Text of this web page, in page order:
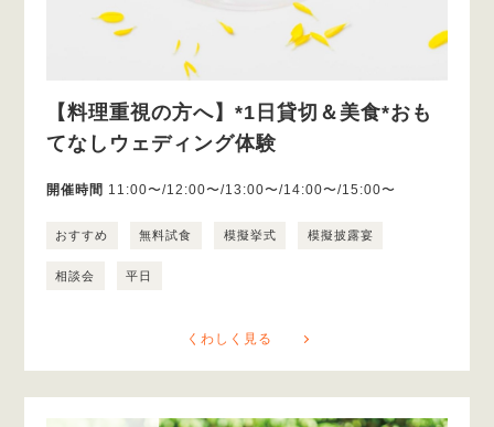
【料理重視の方へ】*1日貸切＆美食*おも
てなしウェディング体験
開催時間 11:00〜/12:00〜/13:00〜/14:00〜/15:00〜
おすすめ 無料試食 模擬挙式 模擬披露宴
相談会 平日
くわしく見る